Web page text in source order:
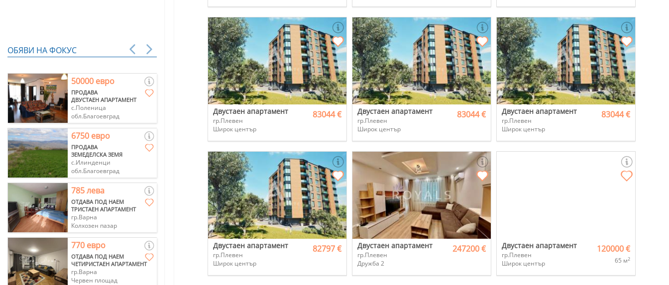
Двустаен апартамент
гр.Плевен
Широк център
83044 € Двустаен апартамент
гр.Плевен
Широк център
83044 € Двустаен апартамент
гр.Плевен
Широк център
83044 €
Двустаен апартамент
гр.Плевен
Широк център
82797 € Двустаен апартамент
гр.Плевен
Дружба 2
247200 € Двустаен апартамент
гр.Плевен
Широк център
120000 €
65 м2
ОБЯВИ НА ФОКУС
50000 евро
ПРОДАВА
ДВУСТАЕН АПАРТАМЕНТ
с.Поленица
обл.Благоевград
6750 евро
ПРОДАВА
ЗЕМЕДЕЛСКА ЗЕМЯ
с.Илинденци
обл.Благоевград
785 лева
ОТДАВА ПОД НАЕМ
ТРИСТАЕН АПАРТАМЕНТ
гр.Варна
Колхозен пазар
770 евро
ОТДАВА ПОД НАЕМ
ЧЕТИРИСТАЕН АПАРТАМЕНТ
гр.Варна
Червен площад